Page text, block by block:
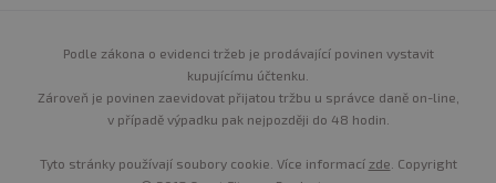
Podle zákona o evidenci tržeb je prodávající povinen vystavit
kupujícímu účtenku.
Zároveň je povinen zaevidovat přijatou tržbu u správce daně on-line,
v případě výpadku pak nejpozději do 48 hodin.
Tyto stránky používají soubory cookie. Více informací zde . Copyright